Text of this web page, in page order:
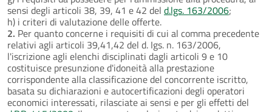
sensi degli articoli 38, 39, 41 e 42 del d.lgs. 163/2006;
h) i criteri di valutazione delle offerte.
2. Per quanto concerne i requisiti di cui al comma precedente
relativi agli articoli 39,41,42 del d. Igs. n. 163/2006,
l'iscrizione agli elenchi disciplinati dagli articoli 9 e 10
costituisce presunzione d'idoneità alla prestazione
corrispondente alla classificazione del concorrente iscritto,
basata su dichiarazioni e autocertificazioni degli operatori
economici interessati, rilasciate ai sensi e per gli effetti del